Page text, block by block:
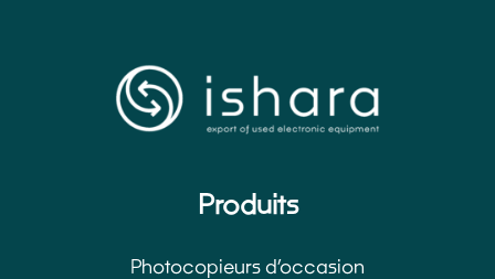
Produits
Photocopieurs d’occasion​